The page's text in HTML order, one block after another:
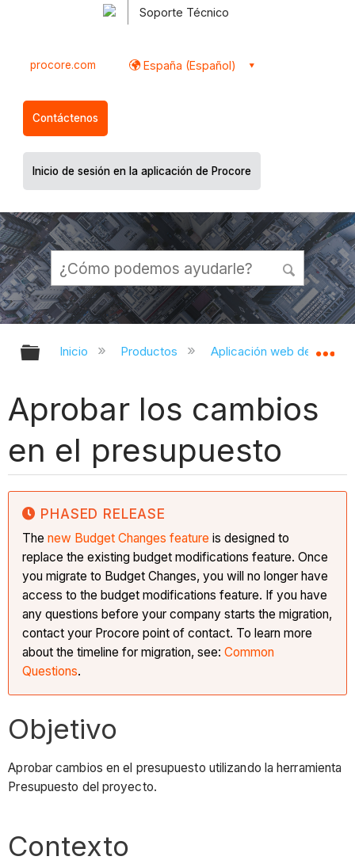
Soporte Técnico
procore.com España (Español)
Contáctenos
Inicio de sesión en la aplicación de Procore
Expandir/contraer jerarquía global
Inicio Productos Aplicación web de
Aprobar los cambios
en el presupuesto
PHASED RELEASE
Thenew Budget Changes feature is designed to
replace the existing budget modifications feature. Once
you migrate to Budget Changes, you will no longer have
access to the budget modifications feature. If you have
any questions before your company starts the migration,
contact your Procore point of contact. To learn more
about the timeline for migration, see:Common
Questions.
Objetivo
Aprobar cambios en el presupuesto utilizando la herramienta
Presupuesto del proyecto.
Contexto